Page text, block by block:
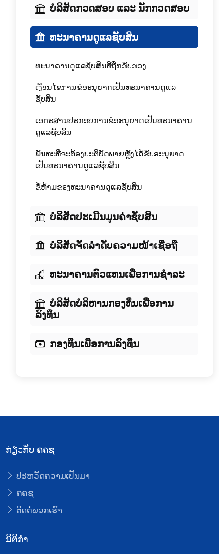
ບໍລິສັດກວດສອບ ແລະ ນັກກວດສອບ
ທະນາຄານດູແລຊັບສິນ
ທະນາຄານດູແລຊັບສິນທີ່ຖືກຮັບຮອງ
ເງື່ອນໄຂການຂໍອະນຸຍາດເປັນທະນາຄານດູແລ
ຊັບສິນ
ເອກະສານປະກອບການຂໍອະນຸຍາດເປັນທະນາຄານ
ດູແລຊັບສິນ
ພັນທະທີ່ຈະຕ້ອງປະຕິບັດພາຍຫຼັງໄດ້ຮັບອະນຸຍາດ
ເປັນທະນາຄານດູແລຊັບສິນ
ຂໍ້ຫ້າມຂອງທະນາຄານດູແລຊັບສິນ
ບໍລິສັດປະເມີນມູນຄ່າຊັບສິນ
ບໍລິສັດຈັດລໍາດັບຄວາມໜ້າເຊື່ອຖື
ທະນາຄານຕົວແທນເພື່ອການຊໍາລະ
ບໍລິສັດບໍລິຫານກອງທຶນເພື່ອການ
ລົງທຶນ
ກອງທຶນເພື່ອການລົງທຶນ
ກ່ຽວກັບ ຄຄຊ
ປະຫວັດຄວາມເປັນມາ
ຄຄຊ
ຕິດຕໍ່ພວກເຮົາ
ນິຕິກໍາ